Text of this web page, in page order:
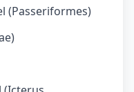
(Passeriformes)